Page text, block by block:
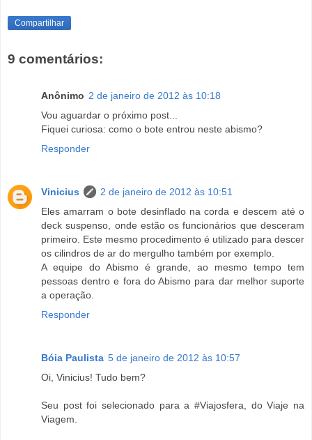
Compartilhar
9 comentários:
Anônimo 2 de janeiro de 2012 às 10:18
Vou aguardar o próximo post...
Fiquei curiosa: como o bote entrou neste abismo?
Responder
Vinicius
2 de janeiro de 2012 às 10:51
Eles amarram o bote desinflado na corda e descem até o
deck suspenso, onde estão os funcionários que desceram
primeiro. Este mesmo procedimento é utilizado para descer
os cilindros de ar do mergulho também por exemplo.
A equipe do Abismo é grande, ao mesmo tempo tem
pessoas dentro e fora do Abismo para dar melhor suporte
a operação.
Responder
Bóia Paulista 5 de janeiro de 2012 às 10:57
Oi, Vinicius! Tudo bem?
Seu post foi selecionado para a #Viajosfera, do Viaje na
Viagem.